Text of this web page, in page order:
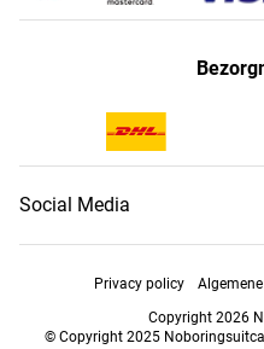
Social Media
Privacy policy
Copyright 2026
© Copyright 2025